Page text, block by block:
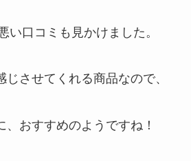
い口コミも見かけました。
させてくれる商品なので、
、おすすめのようですね！